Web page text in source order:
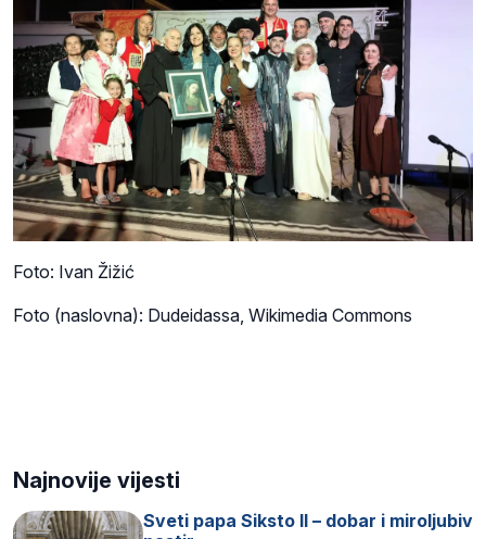
Foto: Ivan Žižić
Foto (naslovna): Dudeidassa, Wikimedia Commons
Najnovije vijesti
Sveti papa Siksto II – dobar i miroljubiv